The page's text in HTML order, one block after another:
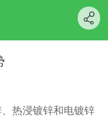
热浸镀锌和电镀锌